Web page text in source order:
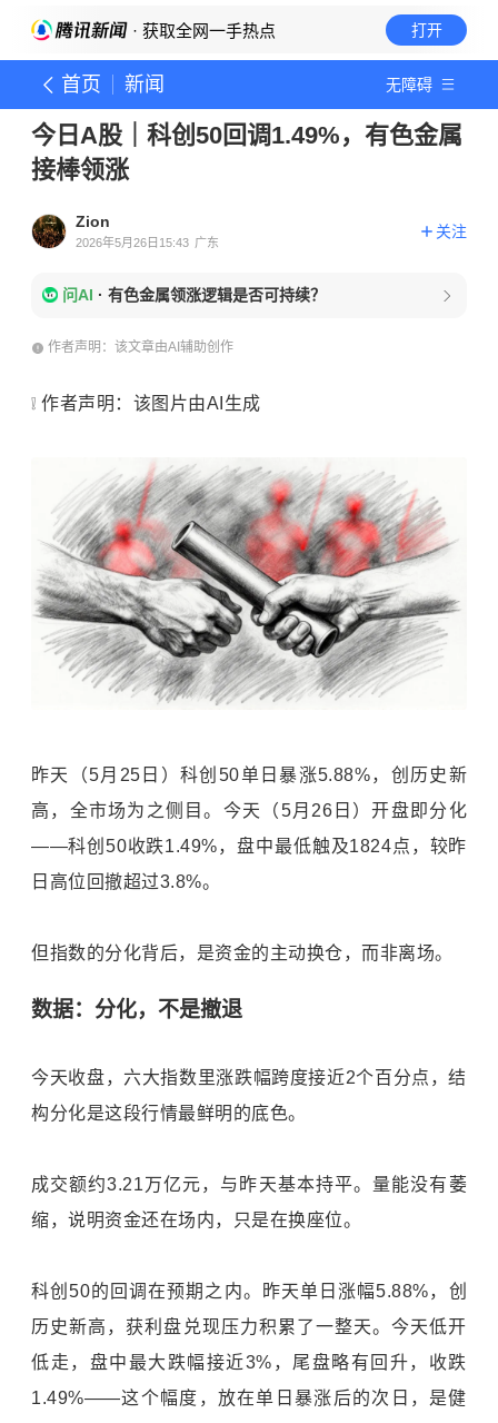
· 获取全网一手热点 打开
首页 新闻 无障碍
今日A股｜科创50回调1.49%，有色金属
接棒领涨
Zion
2026年5月26日15:43 广东
关注
问AI · 有色金属领涨逻辑是否可持续？
作者声明：该文章由AI辅助创作
❕ 作者声明：该图片由AI生成
昨天（5月25日）科创50单日暴涨5.88%，创历史新
高，全市场为之侧目。今天（5月26日）开盘即分化
——科创50收跌1.49%，盘中最低触及1824点，较昨
日高位回撤超过3.8%。
但指数的分化背后，是资金的主动换仓，而非离场。
数据：分化，不是撤退
今天收盘，六大指数里涨跌幅跨度接近2个百分点，结
构分化是这段行情最鲜明的底色。
成交额约3.21万亿元，与昨天基本持平。量能没有萎
缩，说明资金还在场内，只是在换座位。
科创50的回调在预期之内。昨天单日涨幅5.88%，创
历史新高，获利盘兑现压力积累了一整天。今天低开
低走，盘中最大跌幅接近3%，尾盘略有回升，收跌
1.49%——这个幅度，放在单日暴涨后的次日，是健